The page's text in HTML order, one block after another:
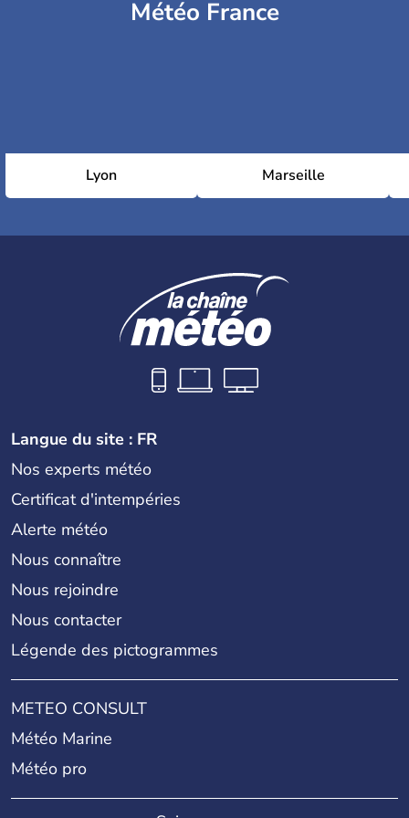
Météo France
Lyon Marseille
Langue du site : FR
Nos experts météo
Certificat d'intempéries
Alerte météo
Nous connaître
Nous rejoindre
Nous contacter
Légende des pictogrammes
METEO CONSULT
Météo Marine
Météo pro